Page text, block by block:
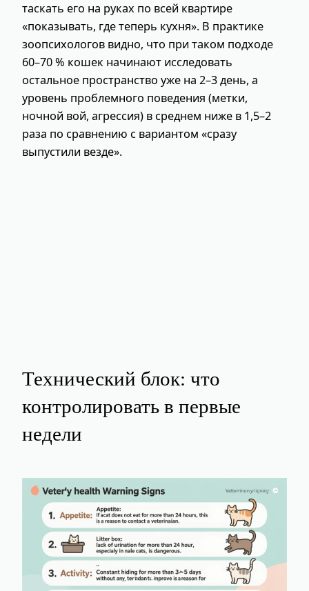
таскать его на руках по всей квартире
«показывать, где теперь кухня». В практике
зоопсихологов видно, что при таком подходе
60–70 % кошек начинают исследовать
остальное пространство уже на 2–3 день, а
уровень проблемного поведения (метки,
ночной вой, агрессия) в среднем ниже в 1,5–2
раза по сравнению с вариантом «сразу
выпустили везде».
Технический блок: что
контролировать в первые
недели